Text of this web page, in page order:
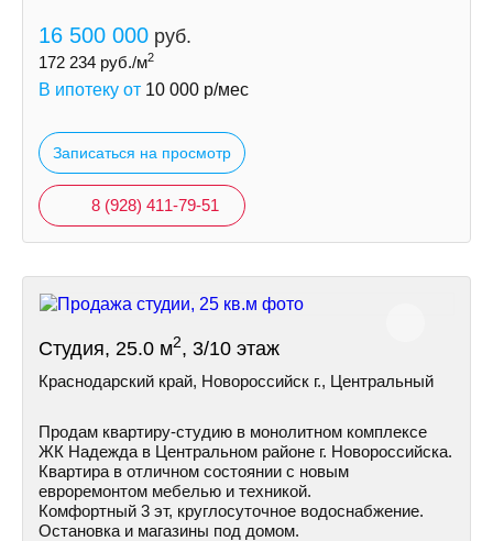
16 500 000 руб.
172 234 руб./м2
В ипотеку от 10 000 р/мес
Записаться на просмотр
8 (928) 411-79-51
Студия, 25.0 м2, 3/10 этаж
Краснодарский край, Новороссийск г., Центральный
Продам квартиру-студию в монолитном комплексе
ЖК Надежда в Центральном районе г. Новороссийска.
Квартира в отличном состоянии с новым
евроремонтом мебелью и техникой.
Комфортный 3 эт, круглосуточное водоснабжение.
Остановка и магазины под домом.